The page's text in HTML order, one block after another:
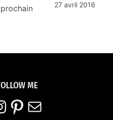
27 avril 2016
ME
Pinterest E-mail